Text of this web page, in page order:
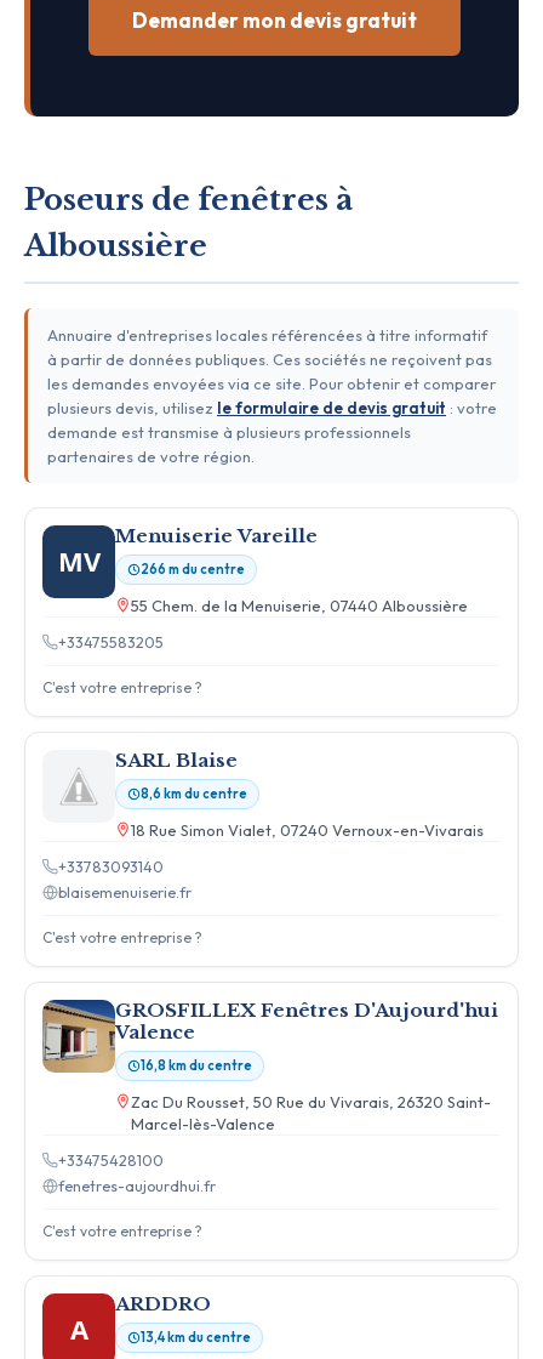
Demander mon devis gratuit
Poseurs de fenêtres à
Alboussière
Annuaire d'entreprises locales référencées à titre informatif
à partir de données publiques. Ces sociétés ne reçoivent pas
les demandes envoyées via ce site. Pour obtenir et comparer
plusieurs devis, utilisez le formulaire de devis gratuit : votre
demande est transmise à plusieurs professionnels
partenaires de votre région.
MV
Menuiserie Vareille
266 m du centre
55 Chem. de la Menuiserie, 07440 Alboussière
+33475583205
C'est votre entreprise ?
SARL Blaise
8,6 km du centre
18 Rue Simon Vialet, 07240 Vernoux-en-Vivarais
+33783093140
blaisemenuiserie.fr
C'est votre entreprise ?
GROSFILLEX Fenêtres D'Aujourd'hui
Valence
16,8 km du centre
Zac Du Rousset, 50 Rue du Vivarais, 26320 Saint-
Marcel-lès-Valence
+33475428100
fenetres-aujourdhui.fr
C'est votre entreprise ?
A
ARDDRO
13,4 km du centre